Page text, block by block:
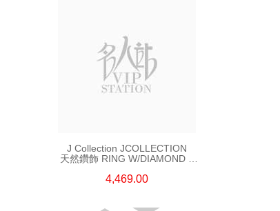
J Collection JCOLLECTION
天然鑽飾 RING W/DIAMOND 5
CT18KR 2.62 GM (EUR 55)
4,469.00